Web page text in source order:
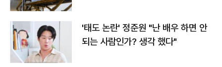
'태도 논란' 정준원 "난 배우 하면 안
되는 사람인가? 생각 했다"